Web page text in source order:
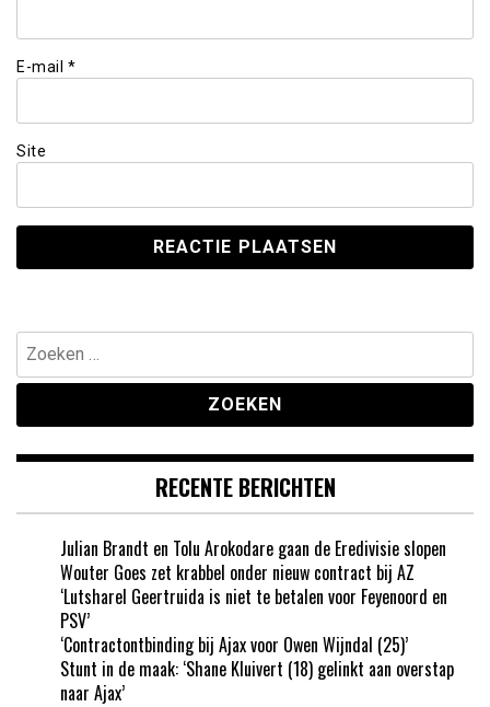
E-mail *
Site
Zoeken
naar:
RECENTE BERICHTEN
Julian Brandt en Tolu Arokodare gaan de Eredivisie slopen
Wouter Goes zet krabbel onder nieuw contract bij AZ
‘Lutsharel Geertruida is niet te betalen voor Feyenoord en
PSV’
‘Contractontbinding bij Ajax voor Owen Wijndal (25)’
Stunt in de maak: ‘Shane Kluivert (18) gelinkt aan overstap
naar Ajax’